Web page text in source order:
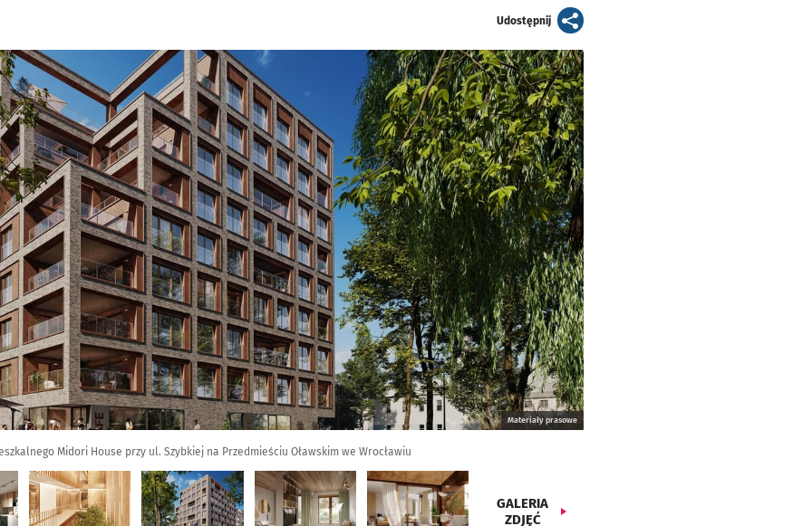
Udostępnijartykuł
Materiały prasowe
Midori House przy ul. Szybkiej na Przedmieściu Oławskim we Wrocławiu
GALERIA
ZDJĘĆ